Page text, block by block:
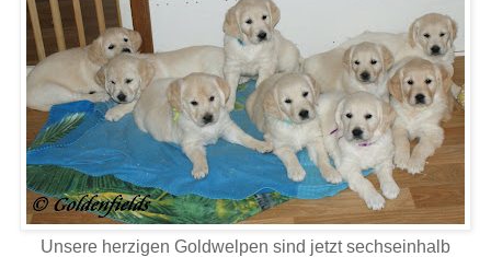
Unsere herzigen Goldwelpen sind jetzt sechseinhalb